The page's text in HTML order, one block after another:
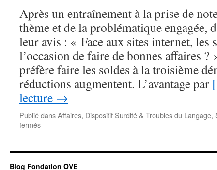
Après un entraînement à la prise de
thème et de la problématique engagée,
leur avis : « Face aux sites internet, les
l’occasion de faire de bonnes affaires
préfère faire les soldes à la troisième
réductions augmentent. L’avantage par
lecture →
Publié dansAffaires, Dispositif Surdité & Troubles du Langage,
ferméssur
faire
des
Blog Fondation OVE